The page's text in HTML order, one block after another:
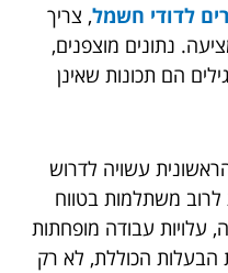
לדודי חשמל, צריך
נתונים מוצפנים,
הם תכונות שאינן
עשויה לדרוש
משתלמות בטווח
עלויות עבודה מופחתות
הבעלות הכוללת, לא רק